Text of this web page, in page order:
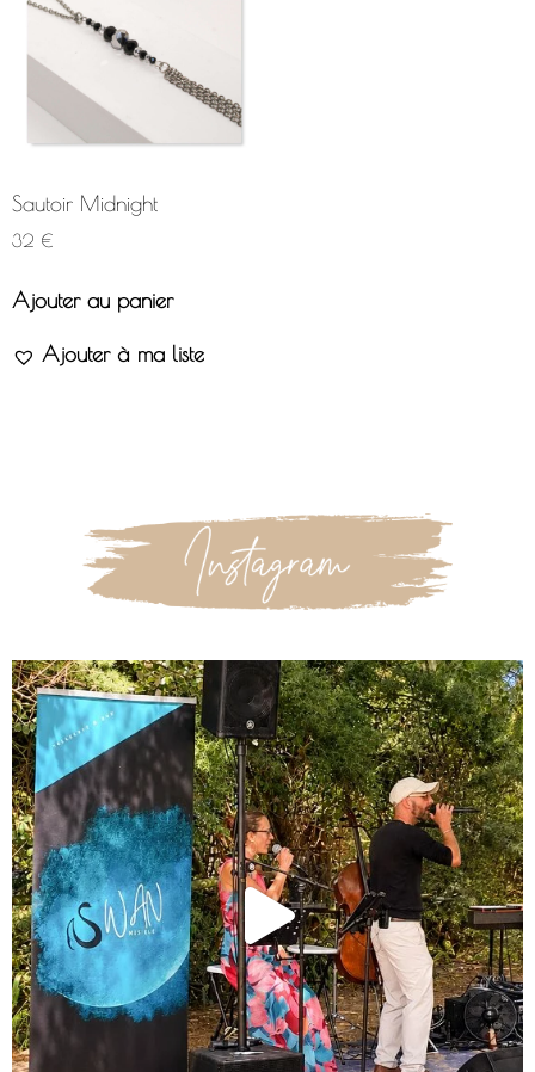
Sautoir Midnight
32 €
Ajouter au panier
Ajouter à ma liste